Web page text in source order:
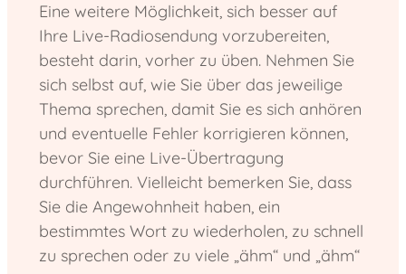
Eine weitere Möglichkeit, sich besser auf
Ihre Live-Radiosendung vorzubereiten,
besteht darin, vorher zu üben. Nehmen Sie
sich selbst auf, wie Sie über das jeweilige
Thema sprechen, damit Sie es sich anhören
und eventuelle Fehler korrigieren können,
bevor Sie eine Live-Übertragung
durchführen. Vielleicht bemerken Sie, dass
Sie die Angewohnheit haben, ein
bestimmtes Wort zu wiederholen, zu schnell
zu sprechen oder zu viele „ähm“ und „ähm“